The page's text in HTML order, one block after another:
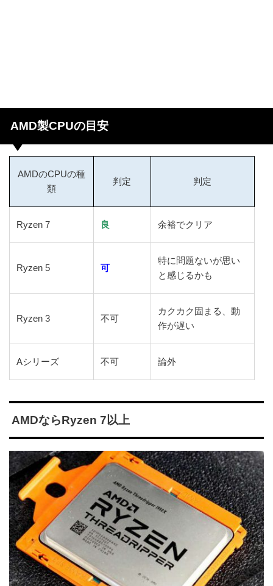
AMD製CPUの目安
AMDのCPUの種
類
判定 判定
Ryzen 7 良 余裕でクリア
Ryzen 5 可
特に問題ないが思い
と感じるかも
Ryzen 3 不可
カクカク固まる、動
作が遅い
Aシリーズ 不可 論外
AMDならRyzen 7以上